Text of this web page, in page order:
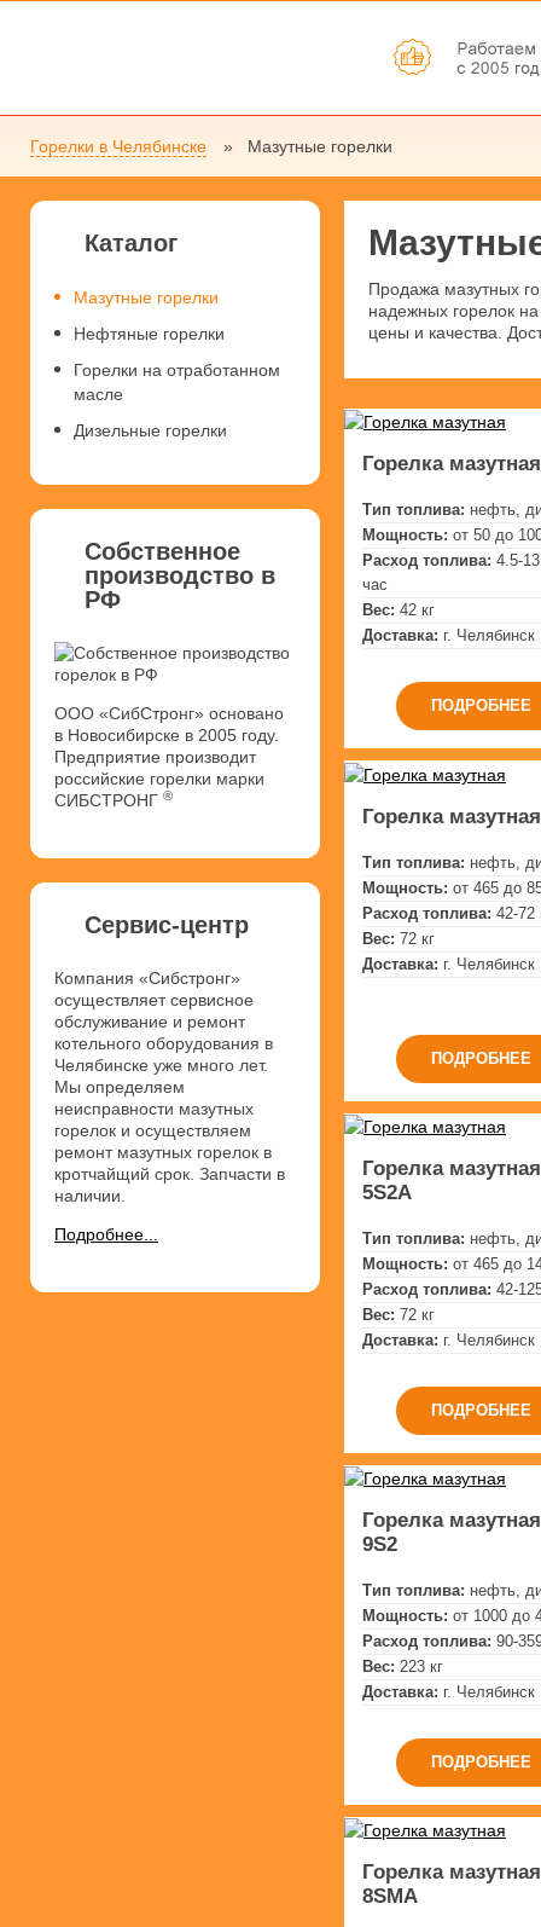
Горелки в Челябинске Мазутные горелки
Продажа мазутных
надежных горелок
цены и качества.
Горелка
Тип топлива: нефть,
Мощность: от 50 до
Расход топлива: 4.5-
час
Вес: 42 кг
Доставка: г. Челябинск
ПОДРОБНЕЕ
Горелка
Тип топлива: нефть,
Мощность: от 465 до
Расход топлива: 42-72
Вес: 72 кг
Доставка: г. Челябинск
ПОДРОБНЕЕ
Горелка
5S2A
Тип топлива: нефть,
Мощность: от 465 до
Расход топлива: 42-
Вес: 72 кг
Доставка: г. Челябинск
ПОДРОБНЕЕ
Горелка
9S2
Тип топлива: нефть,
Мощность: от 1000 до
Расход топлива: 90-
Вес: 223 кг
Доставка: г. Челябинск
ПОДРОБНЕЕ
Горелка
8SMA
Каталог
Мазутные горелки
Нефтяные горелки
Горелки на отработанном
масле
Дизельные горелки
Собственное
производство в
РФ
ООО «СибСтронг» основано
в Новосибирске в 2005 году.
Предприятие производит
российские горелки марки
СИБСТРОНГ ®
Сервис-центр
Компания «Сибстронг»
осуществляет сервисное
обслуживание и ремонт
котельного оборудования в
Челябинске уже много лет.
Мы определяем
неисправности мазутных
горелок и осуществляем
ремонт мазутных горелок в
кротчайщий срок. Запчасти в
наличии.
Подробнее...